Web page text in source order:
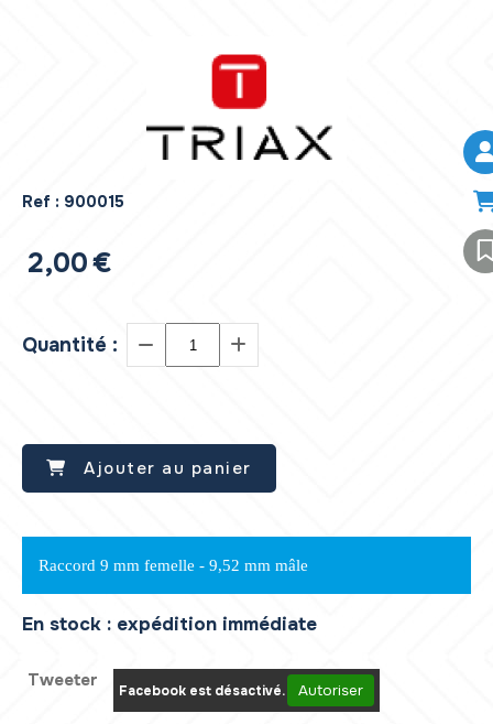
Ref : 900015
2,00€
Quantité :
Ajouter au panier
Raccord 9 mm femelle - 9,52 mm mâle
En stock : expédition immédiate
Tweeter Facebook est désactivé. Autoriser